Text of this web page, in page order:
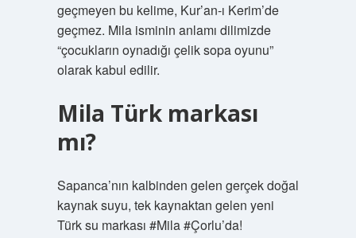
geçmeyen bu kelime, Kur’an-ı Kerim’de
geçmez. Mila isminin anlamı dilimizde
“çocukların oynadığı çelik sopa oyunu”
olarak kabul edilir.
Mila Türk markası
mı?
Sapanca’nın kalbinden gelen gerçek doğal
kaynak suyu, tek kaynaktan gelen yeni
Türk su markası #Mila #Çorlu’da!